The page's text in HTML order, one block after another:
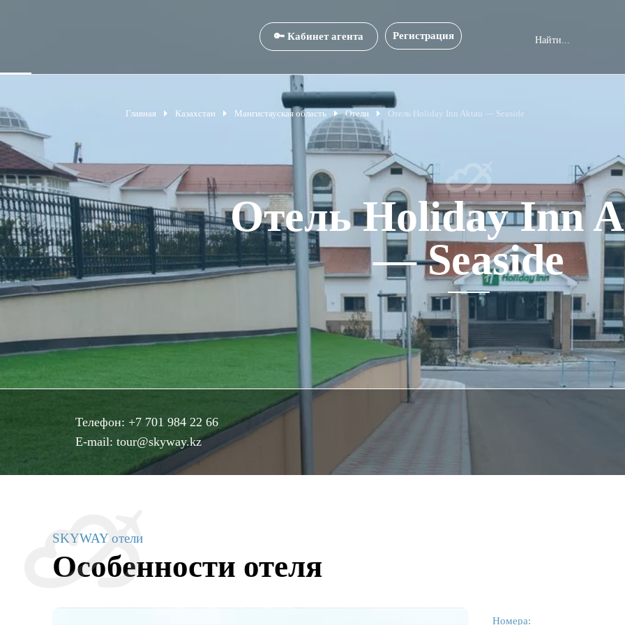
Регистрация
🔑 Кабинет агента
Главная Казахстан Мангистауская область Отели Отель Holiday Inn Aktau — Seaside
Отель Holiday Inn
— Seaside
Телефон: +7 701 984 22 66
E-mail: tour@skyway.kz
SKYWAY отели
Особенности отеля
Номера: